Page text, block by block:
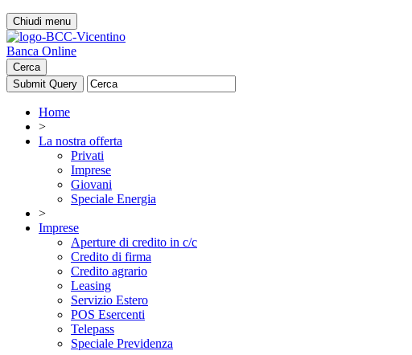
Chiudi menu
Banca Online
Cerca
Home
>
La nostra offerta
Privati
Imprese
Giovani
Speciale Energia
>
Imprese
Aperture di credito in c/c
Credito di firma
Credito agrario
Leasing
Servizio Estero
POS Esercenti
Telepass
Speciale Previdenza